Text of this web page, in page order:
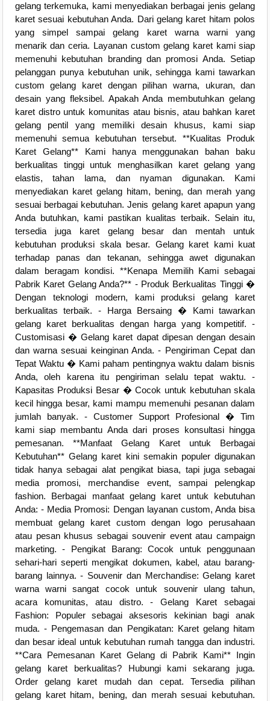
gelang terkemuka, kami menyediakan berbagai jenis gelang
karet sesuai kebutuhan Anda. Dari gelang karet hitam polos
yang simpel sampai gelang karet warna warni yang
menarik dan ceria. Layanan custom gelang karet kami siap
memenuhi kebutuhan branding dan promosi Anda. Setiap
pelanggan punya kebutuhan unik, sehingga kami tawarkan
custom gelang karet dengan pilihan warna, ukuran, dan
desain yang fleksibel. Apakah Anda membutuhkan gelang
karet distro untuk komunitas atau bisnis, atau bahkan karet
gelang pentil yang memiliki desain khusus, kami siap
memenuhi semua kebutuhan tersebut. **Kualitas Produk
Karet Gelang** Kami hanya menggunakan bahan baku
berkualitas tinggi untuk menghasilkan karet gelang yang
elastis, tahan lama, dan nyaman digunakan. Kami
menyediakan karet gelang hitam, bening, dan merah yang
sesuai berbagai kebutuhan. Jenis gelang karet apapun yang
Anda butuhkan, kami pastikan kualitas terbaik. Selain itu,
tersedia juga karet gelang besar dan mentah untuk
kebutuhan produksi skala besar. Gelang karet kami kuat
terhadap panas dan tekanan, sehingga awet digunakan
dalam beragam kondisi. **Kenapa Memilih Kami sebagai
Pabrik Karet Gelang Anda?** - Produk Berkualitas Tinggi �
Dengan teknologi modern, kami produksi gelang karet
berkualitas terbaik. - Harga Bersaing � Kami tawarkan
gelang karet berkualitas dengan harga yang kompetitif. -
Customisasi � Gelang karet dapat dipesan dengan desain
dan warna sesuai keinginan Anda. - Pengiriman Cepat dan
Tepat Waktu � Kami paham pentingnya waktu dalam bisnis
Anda, oleh karena itu pengiriman selalu tepat waktu. -
Kapasitas Produksi Besar � Cocok untuk kebutuhan skala
kecil hingga besar, kami mampu memenuhi pesanan dalam
jumlah banyak. - Customer Support Profesional � Tim
kami siap membantu Anda dari proses konsultasi hingga
pemesanan. **Manfaat Gelang Karet untuk Berbagai
Kebutuhan** Gelang karet kini semakin populer digunakan
tidak hanya sebagai alat pengikat biasa, tapi juga sebagai
media promosi, merchandise event, sampai pelengkap
fashion. Berbagai manfaat gelang karet untuk kebutuhan
Anda: - Media Promosi: Dengan layanan custom, Anda bisa
membuat gelang karet custom dengan logo perusahaan
atau pesan khusus sebagai souvenir event atau campaign
marketing. - Pengikat Barang: Cocok untuk penggunaan
sehari-hari seperti mengikat dokumen, kabel, atau barang-
barang lainnya. - Souvenir dan Merchandise: Gelang karet
warna warni sangat cocok untuk souvenir ulang tahun,
acara komunitas, atau distro. - Gelang Karet sebagai
Fashion: Populer sebagai aksesoris kekinian bagi anak
muda. - Pengemasan dan Pengikatan: Karet gelang hitam
dan besar ideal untuk kebutuhan rumah tangga dan industri.
**Cara Pemesanan Karet Gelang di Pabrik Kami** Ingin
gelang karet berkualitas? Hubungi kami sekarang juga.
Order gelang karet mudah dan cepat. Tersedia pilihan
gelang karet hitam, bening, dan merah sesuai kebutuhan.